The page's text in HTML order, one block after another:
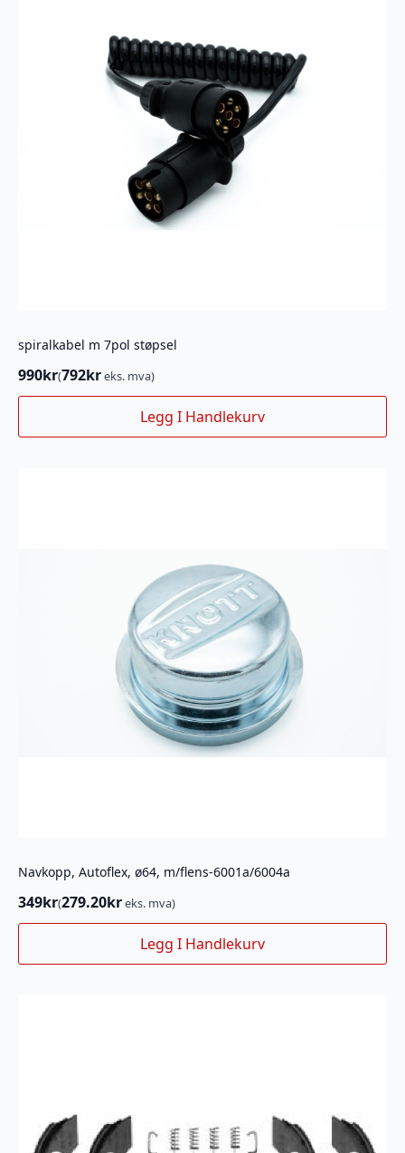
spiralkabel m 7pol støpsel
990kr(792kreks. mva)
Legg I Handlekurv
Navkopp, Autoflex, ø64, m/flens-6001a/6004a
349kr(279.20kreks. mva)
Legg I Handlekurv